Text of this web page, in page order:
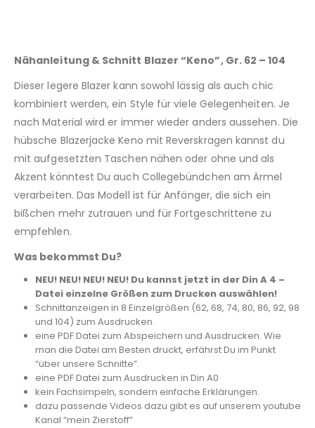
Nähanleitung & Schnitt Blazer “Keno”, Gr. 62 – 104
Dieser legere Blazer kann sowohl lässig als auch chic
kombiniert werden, ein Style für viele Gelegenheiten. Je
nach Material wird er immer wieder anders aussehen. Die
hübsche Blazerjacke Keno mit Reverskragen kannst du
mit aufgesetzten Taschen nähen oder ohne und als
Akzent könntest Du auch Collegebündchen am Ärmel
verarbeiten. Das Modell ist für Anfänger, die sich ein
bißchen mehr zutrauen und für Fortgeschrittene zu
empfehlen.
Was bekommst Du?
NEU! NEU! NEU! NEU! Du kannst jetzt in der Din A 4 –
Datei einzelne Größen zum Drucken auswählen!
Schnittanzeigen in 8 Einzelgrößen (62, 68, 74, 80, 86, 92, 98
und 104) zum Ausdrucken.
eine PDF Datei zum Abspeichern und Ausdrucken. Wie
man die Datei am Besten druckt, erfährst Du im Punkt
“über unsere Schnitte”.
eine PDF Datei zum Ausdrucken in Din A0
kein Fachsimpeln, sondern einfache Erklärungen.
dazu passende Videos dazu gibt es auf unserem youtube
Kanal “mein Zierstoff”